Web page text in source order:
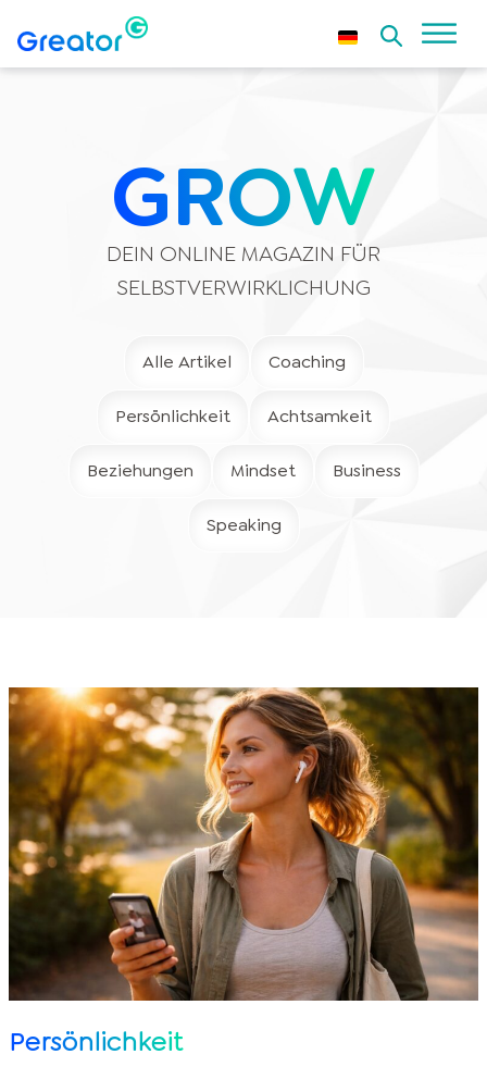
GROW
DEIN ONLINE MAGAZIN FÜR
SELBSTVERWIRKLICHUNG
Alle Artikel Coaching
Persönlichkeit Achtsamkeit
Beziehungen Mindset Business
Speaking
Persönlichkeit